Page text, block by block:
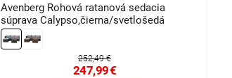
Avenberg Rohová ratanová sedacia
súprava Calypso,čierna/svetlošedá
252,49 €
247,99€